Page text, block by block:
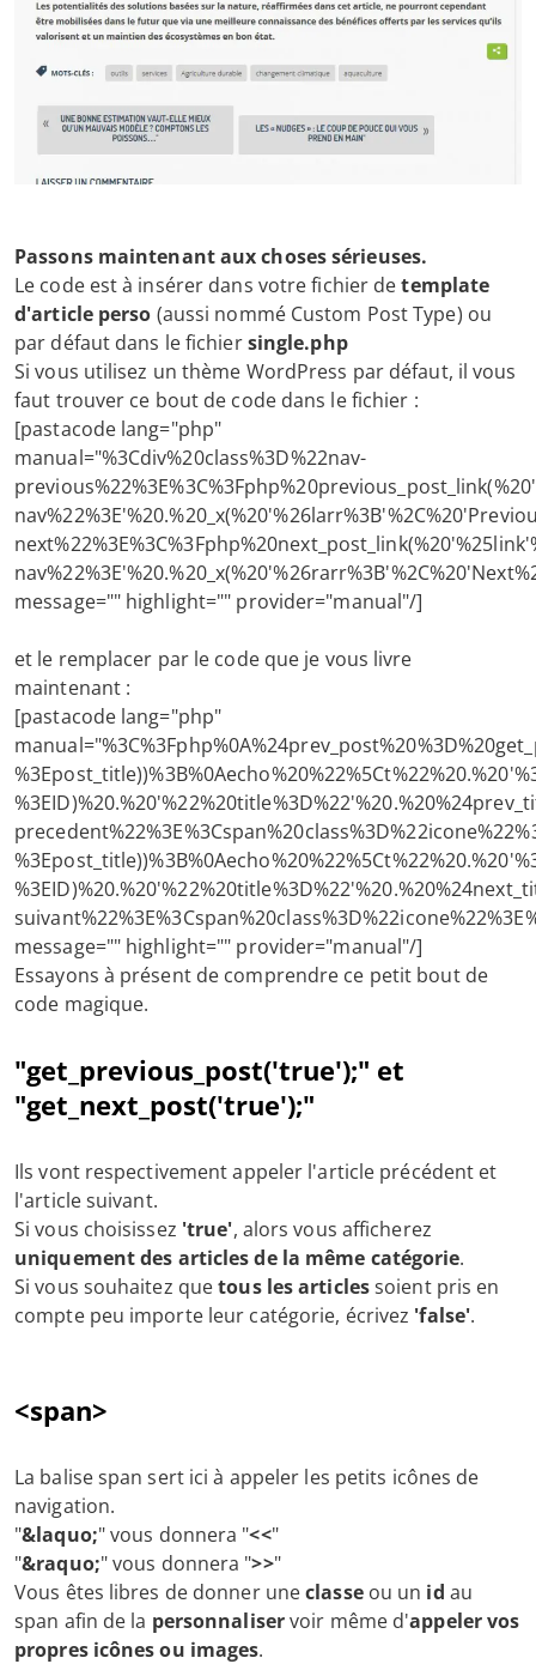
Passons maintenant aux choses sérieuses.
Le code est à insérer dans votre fichier detemplate
d'article perso (aussi nommé Custom Post Type) ou
par défaut dans le fichiersingle.php
Si vous utilisez un thème WordPress par défaut, il vous
faut trouver ce bout de code dans le fichier :
[pastacode lang="php"
manual="%3Cdiv%20class%3D%22nav-
message="" highlight="" provider="manual"/]
et le remplacer par le code que je vous livre
maintenant :
[pastacode lang="php"
message="" highlight="" provider="manual"/]
Essayons à présent de comprendre ce petit bout de
code magique.
"get_previous_post('true');" et
"get_next_post('true');"
Ils vont respectivement appeler l'article précédent et
l'article suivant.
Si vous choisissez 'true', alors vous afficherez
uniquement des articles de la même catégorie.
Si vous souhaitez quetous les articlessoient pris en
compte peu importe leur catégorie, écrivez 'false'.
<span>
La balise span sert ici à appeler les petits icônes de
navigation.
"&laquo;" vous donnera "<<"
"&raquo;" vous donnera ">>"
Vous êtes libres de donner uneclasseou un id au
span afin de la personnaliservoir même d'appeler vos
propres icônes ou images.